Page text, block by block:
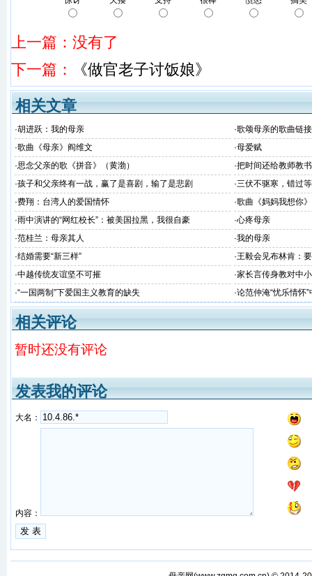
上一篇：没有了
下一篇：
《做官老子讨饭娘》
相关文章
·胡进跃：我的母亲 ·歌颂母亲的歌曲链接
·歌曲《母亲》阎维文 ·母爱赋
·思念父亲的歌《拼音》（黄渤） ·把时间还给教师教
·孩子和父亲终有一战，赢了是喜剧，输了是悲剧 ·三伏不驱寒，错过
·费翔：台湾人的爱国情怀 ·歌曲《妈妈我想你》
·雨中演讲的“网红校长”：被美国拉黑，我很自豪 ·心疼母亲
·范桂兰：母亲其人 ·我的母亲
·结婚需要“新三样” ·王毅会见布林肯：
对华非法无理制裁
·中越传统友谊坚不可摧 ·家长言传身教对中
·“一国两制”下爱国主义教育的缺失 ·论范仲淹“忧乐情怀
相关评论
暂时还没有评论
发表我的评论
大名：
内容：